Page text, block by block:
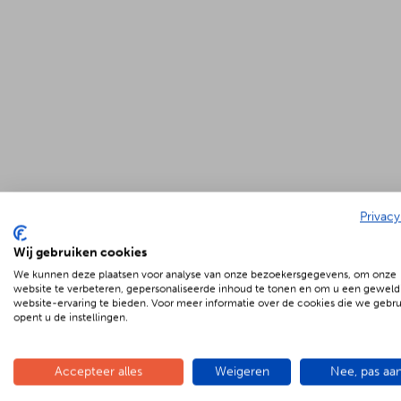
Wij gebruiken cookies
We kunnen deze plaatsen voor analyse van onze bezoekersgegevens, om onze
website te verbeteren, gepersonaliseerde inhoud te tonen en om u een
website-ervaring te bieden. Voor meer informatie over de cookies die we
opent u de instellingen.
Accepteer alles Weigeren Nee, pas